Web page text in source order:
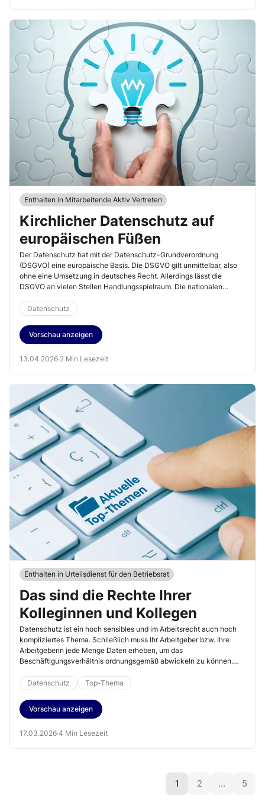
Enthalten in Mitarbeitende Aktiv Vertreten
Kirchlicher Datenschutz auf
europäischen Füßen
Der Datenschutz hat mit der Datenschutz-Grundverordnung
(DSGVO) eine europäische Basis. Die DSGVO gilt unmittelbar, also
ohne eine Umsetzung in deutsches Recht. Allerdings lässt die
DSGVO an vielen Stellen Handlungsspielraum. Die nationalen
beachten.
Datenschutz
Vorschau anzeigen
13.04.2026·2 Min Lesezeit
Enthalten in Urteilsdienst für den Betriebsrat
Das sind die Rechte Ihrer
Kolleginnen und Kollegen
Datenschutz ist ein hoch sensibles und im Arbeitsrecht auch hoch
kompliziertes Thema. Schließlich muss Ihr Arbeitgeber bzw. Ihre
Arbeitgeberin jede Menge Daten erheben, um das
Beschäftigungsverhältnis ordnungsgemäß abwickeln zu können.
Arbeitgeberin kein Gehalt auszahlen oder Entgeltfortzahlung leisten,
geschweige denn eine Abfindung berechnen. Ihr Arbeitgeber bzw.
Ihre Arbeitgeberin ist allerdings grundsätzlich verpflichtet, so wenige
Daten wie möglich zu erheben. Was das für Ihre Kolleginnen und
Datenschutz Top-Thema
Vorschau anzeigen
17.03.2026·4 Min Lesezeit
1 2 … 5